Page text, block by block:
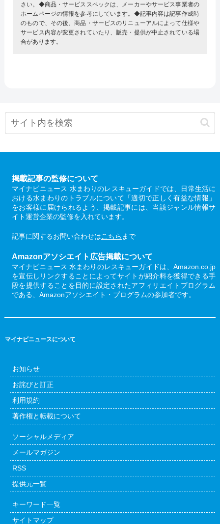
さい。◆商品・サービススペックは、メーカーやサービス事業者の
ホームページの情報を参考にしています。◆記事内容は記事作成時
のもので、その後、商品・サービスのリニューアルによって仕様や
サービス内容が変更されていたり、販売・提供が中止されている場
合があります。
掲載記事の監修について
マイナビニュース 水まわりのレスキューガイドでは、日常生活に
おける水まわりのトラブルについて「適切で正しく有益な情報」
をお客様に届けられるよう、掲載記事には、当該ジャンル情報サ
イト運営企業の監修を入れています。
記事に関するお問い合わせはこちら まで
Amazonアソシエイト広告掲載について
マイナビニュース 水まわりのレスキューガイドは、Amazon.co.jp
を宣伝しリンクすることによってサイトが紹介料を獲得できる手
段を提供することを目的に設定されたアフィリエイトプログラム
である、Amazonアソシエイト・プログラムの参加者です。
マイナビニュースについて
お知らせ
お詫びと訂正
利用規約
著作権と転載について
ソーシャルメディア
メールマガジン
RSS
提供元一覧
キーワード一覧
サイトマップ